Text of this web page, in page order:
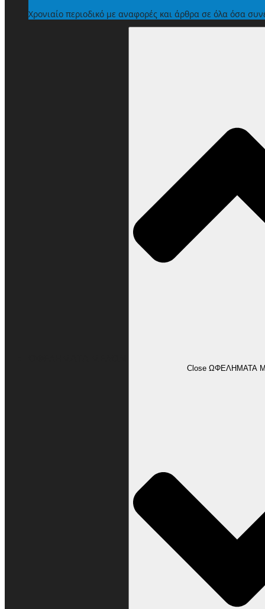
Χρονιαίο περιοδικό με αναφορές και άρθρα σε όλα όσα
Close ΩΦΕΛΗΜΑΤΑ